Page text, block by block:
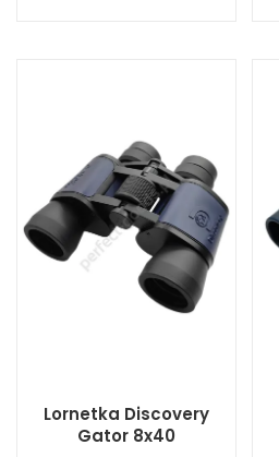
Lornetka Discovery
Gator 8x40